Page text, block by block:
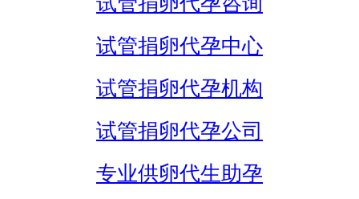
试管捐卵代孕中心
试管捐卵代孕机构
试管捐卵代孕公司
专业供卵代生助孕